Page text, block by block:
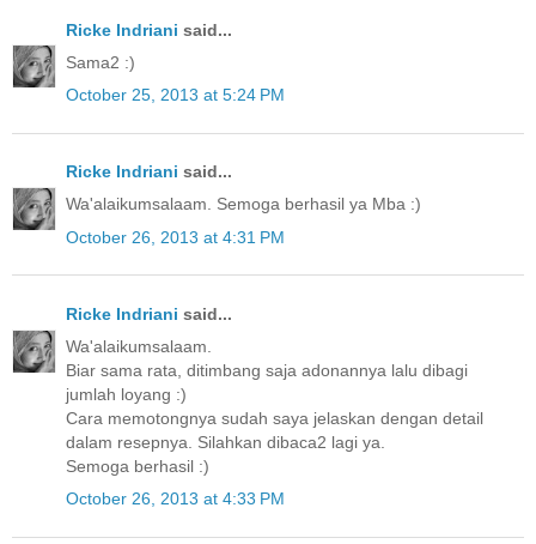
Ricke Indriani said...
Sama2 :)
October 25, 2013 at 5:24 PM
Ricke Indriani said...
Wa'alaikumsalaam. Semoga berhasil ya Mba :)
October 26, 2013 at 4:31 PM
Ricke Indriani said...
Wa'alaikumsalaam.
Biar sama rata, ditimbang saja adonannya lalu dibagi
jumlah loyang :)
Cara memotongnya sudah saya jelaskan dengan detail
dalam resepnya. Silahkan dibaca2 lagi ya.
Semoga berhasil :)
October 26, 2013 at 4:33 PM